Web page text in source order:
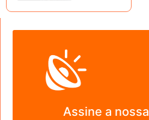
Assine a nossa